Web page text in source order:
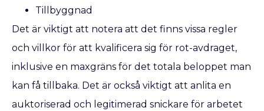
Tillbyggnad
Det är viktigt att notera att det finns vissa regler
och villkor för att kvalificera sig för rot-avdraget,
inklusive en maxgräns för det totala beloppet man
kan få tillbaka. Det är också viktigt att anlita en
auktoriserad och legitimerad snickare för arbetet